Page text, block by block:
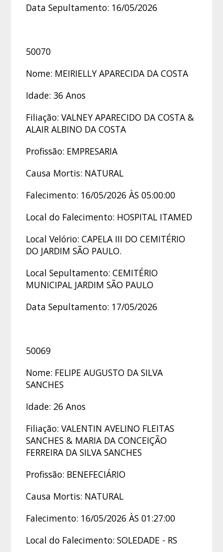
Data Sepultamento: 16/05/2026
50070
Nome: MEIRIELLY APARECIDA DA COSTA
Idade: 36 Anos
Filiação: VALNEY APARECIDO DA COSTA &
ALAIR ALBINO DA COSTA
Profissão: EMPRESARIA
Causa Mortis: NATURAL
Falecimento: 16/05/2026 ÀS 05:00:00
Local do Falecimento: HOSPITAL ITAMED
Local Velório: CAPELA III DO CEMITÉRIO
DO JARDIM SÃO PAULO.
Local Sepultamento: CEMITÉRIO
MUNICIPAL JARDIM SÃO PAULO
Data Sepultamento: 17/05/2026
50069
Nome: FELIPE AUGUSTO DA SILVA
SANCHES
Idade: 26 Anos
Filiação: VALENTIN AVELINO FLEITAS
SANCHES & MARIA DA CONCEIÇÃO
FERREIRA DA SILVA SANCHES
Profissão: BENEFECIÁRIO
Causa Mortis: NATURAL
Falecimento: 16/05/2026 ÀS 01:27:00
Local do Falecimento: SOLEDADE - RS